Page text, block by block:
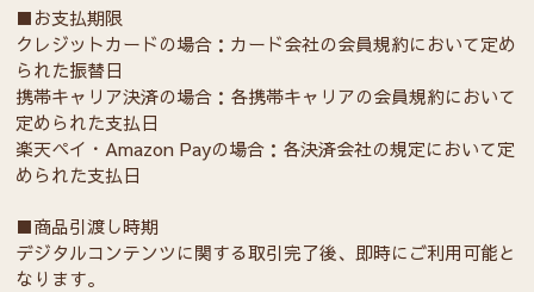
■お支払期限
クレジットカードの場合：カード会社の会員規約において定め
られた振替日
携帯キャリア決済の場合：各携帯キャリアの会員規約において
定められた支払日
楽天ペイ・Amazon Payの場合：各決済会社の規定において定
められた支払日
■商品引渡し時期
デジタルコンテンツに関する取引完了後、即時にご利用可能と
なります。